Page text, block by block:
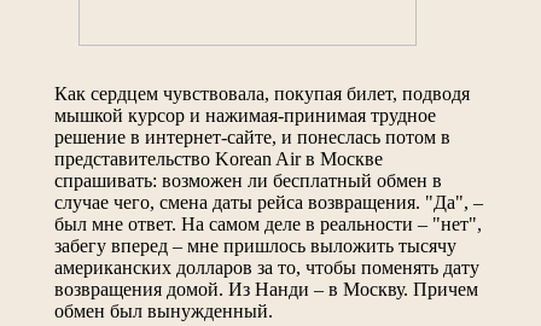
Как сердцем чувствовала, покупая билет, подводя
мышкой курсор и нажимая-принимая трудное
решение в интернет-сайте, и понеслась потом в
представительство Korean Air в Москве
спрашивать: возможен ли бесплатный обмен в
случае чего, смена даты рейса возвращения. "Да", –
был мне ответ. На самом деле в реальности – "нет",
забегу вперед – мне пришлось выложить тысячу
американских долларов за то, чтобы поменять дату
возвращения домой. Из Нанди – в Москву. Причем
обмен был вынужденный.